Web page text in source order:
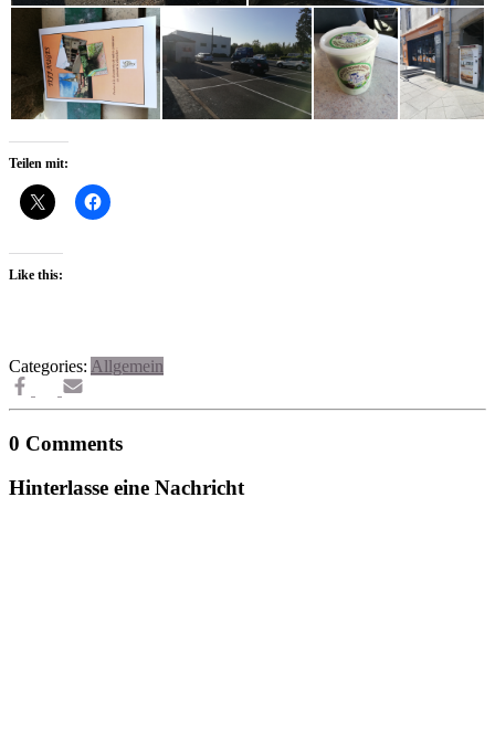
Teilen mit:
Like this:
Categories: Allgemein
0 Comments
Hinterlasse eine Nachricht